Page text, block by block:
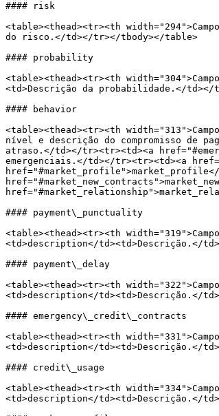
#### risk
<table><thead><tr><th
do risco.</td></tr></tbody></table>
#### probability
<table><thead><tr><th
<td>Descrição da probabilidade.</td></
#### behavior
<table><thead><tr><th
nível e descrição do compromisso de
atraso.</td></tr><tr><td><a
emergenciais.</td></tr><tr><td><a
#### payment\_punctuality
<table><thead><tr><th
<td>description</td><td>Descrição.</
#### payment\_delay
<table><thead><tr><th
<td>description</td><td>Descrição.</
#### emergency\_credit\_contracts
<table><thead><tr><th
<td>description</td><td>Descrição.</
#### credit\_usage
<table><thead><tr><th
<td>description</td><td>Descrição.</